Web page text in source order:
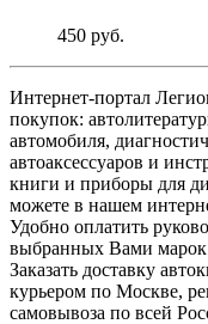
450 руб.
Интернет-портал
покупок:
автомобиля,
автоаксессуаров и
книги и приборы для
можете в нашем
Удобно оплатить
выбранных Вами марок
Заказать доставку
курьером по Москве,
самовывоза по всей